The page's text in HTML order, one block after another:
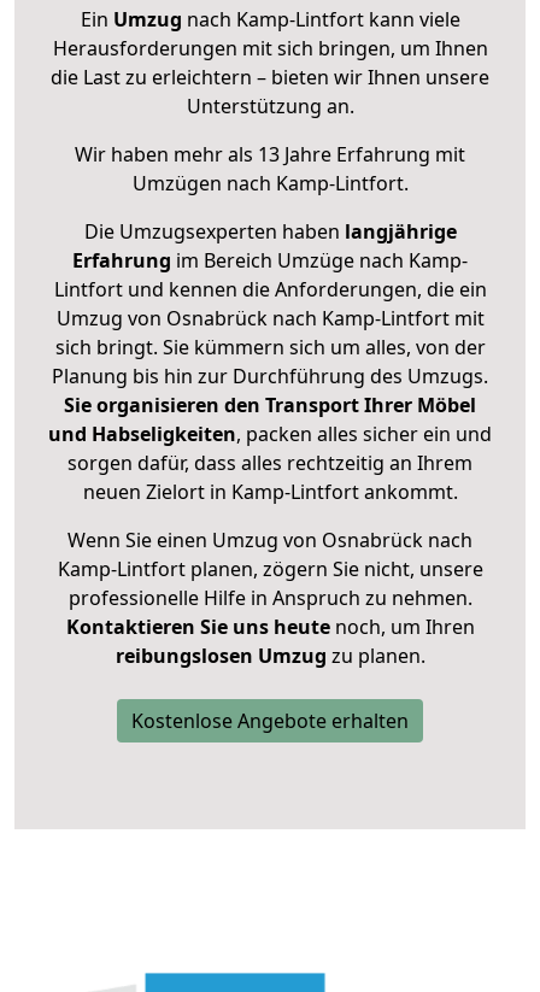
Ein Umzug nach Kamp-Lintfort kann viele
Herausforderungen mit sich bringen, um Ihnen
die Last zu erleichtern – bieten wir Ihnen unsere
Unterstützung an.
Wir haben mehr als 13 Jahre Erfahrung mit
Umzügen nach Kamp-Lintfort.
Die Umzugsexperten haben langjährige
Erfahrung im Bereich Umzüge nach Kamp-
Lintfort und kennen die Anforderungen, die ein
Umzug von Osnabrück nach Kamp-Lintfort mit
sich bringt. Sie kümmern sich um alles, von der
Planung bis hin zur Durchführung des Umzugs.
Sie organisieren den Transport Ihrer Möbel
und Habseligkeiten, packen alles sicher ein und
sorgen dafür, dass alles rechtzeitig an Ihrem
neuen Zielort in Kamp-Lintfort ankommt.
Wenn Sie einen Umzug von Osnabrück nach
Kamp-Lintfort planen, zögern Sie nicht, unsere
professionelle Hilfe in Anspruch zu nehmen.
Kontaktieren Sie uns heutenoch, um Ihren
reibungslosen Umzug zu planen.
Kostenlose Angebote erhalten